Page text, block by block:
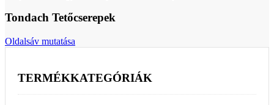
Tondach Tetőcserepek
Oldalsáv mutatása
TERMÉKKATEGÓRIÁK